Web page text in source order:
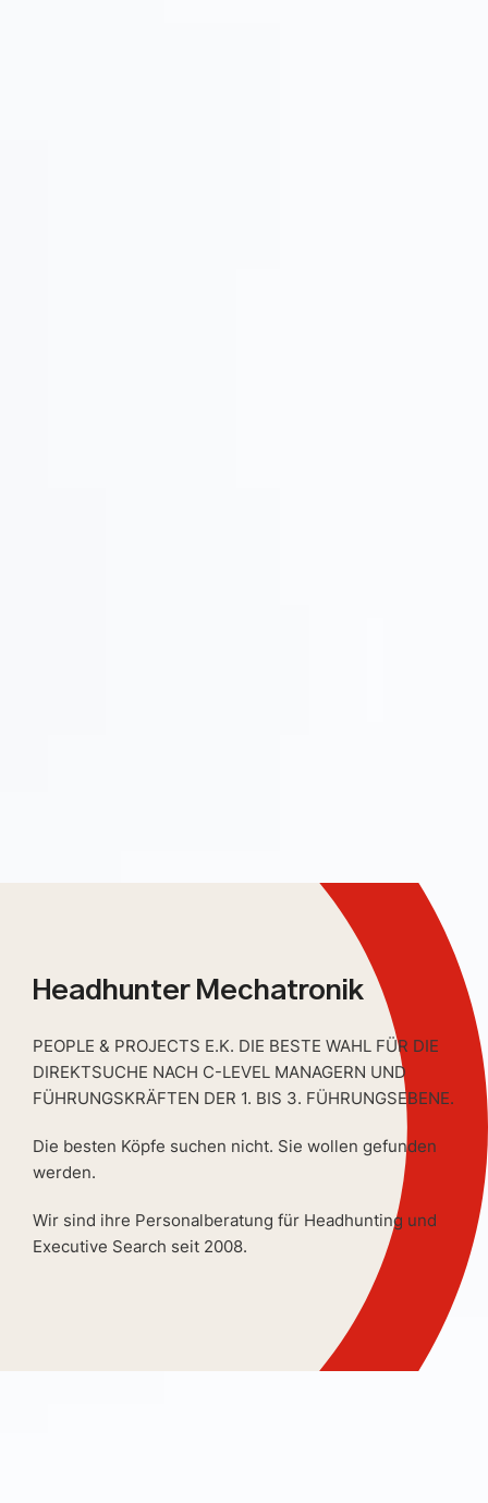
Headhunter Mechatronik
PEOPLE & PROJECTS E.K. DIE BESTE WAHL FÜR DIE
DIREKTSUCHE NACH C-LEVEL MANAGERN UND
FÜHRUNGSKRÄFTEN DER 1. BIS 3. FÜHRUNGSEBENE.
Die besten Köpfe suchen nicht. Sie wollen gefunden
werden.
Wir sind ihre Personalberatung für Headhunting und
Executive Search seit 2008.